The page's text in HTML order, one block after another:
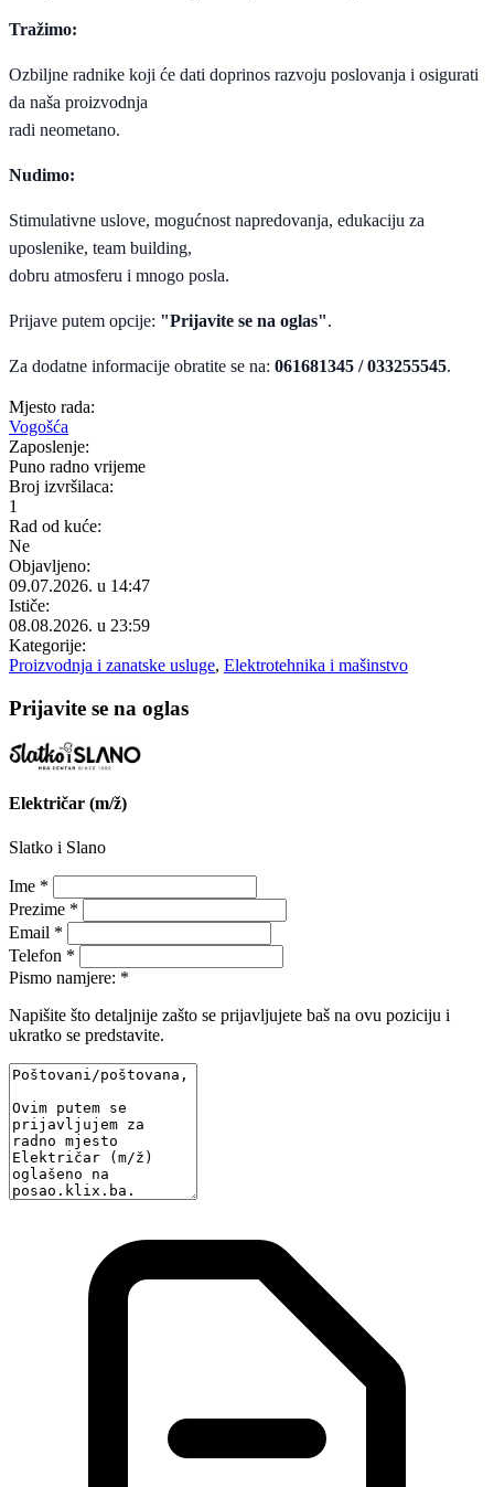
Tražimo:
Ozbiljne radnike koji će dati doprinos razvoju poslovanja i osigurati
da naša proizvodnja
radi neometano.
Nudimo:
Stimulativne uslove, mogućnost napredovanja, edukaciju za
uposlenike, team building,
dobru atmosferu i mnogo posla.
Prijave putem opcije: "Prijavite se na oglas".
Za dodatne informacije obratite se na: 061681345 / 033255545.
Mjesto rada:
Vogošća
Zaposlenje:
Puno radno vrijeme
Broj izvršilaca:
1
Rad od kuće:
Ne
Objavljeno:
09.07.2026. u 14:47
Ističe:
08.08.2026. u 23:59
Kategorije:
Proizvodnja i zanatske usluge, Elektrotehnika i mašinstvo
Prijavite se na oglas
Električar (m/ž)
Slatko i Slano
Ime *
Prezime *
Email *
Telefon *
Pismo namjere: *
Napišite što detaljnije zašto se prijavljujete baš na ovu poziciju i
ukratko se predstavite.